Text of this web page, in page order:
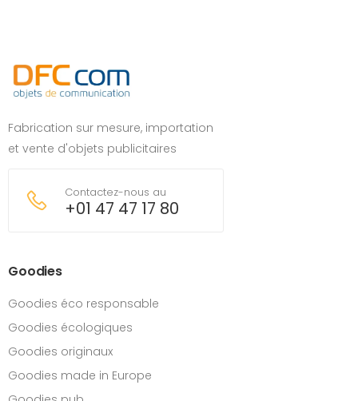
Fabrication sur mesure, importation
et vente d'objets publicitaires
Contactez-nous au
+01 47 47 17 80
Goodies
Goodies éco responsable
Goodies écologiques
Goodies originaux
Goodies made in Europe